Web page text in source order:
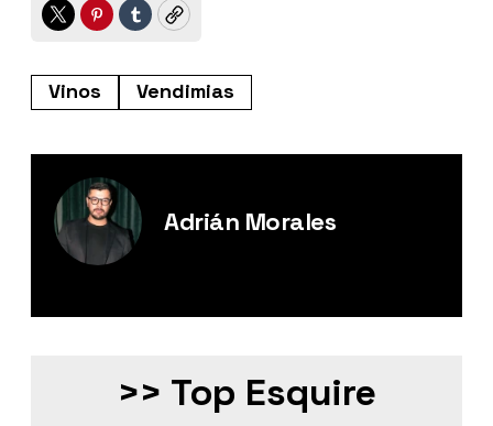
TwitterPinterest
TumblrCopy
Vinos Vendimias
Adrián Morales
>> Top Esquire